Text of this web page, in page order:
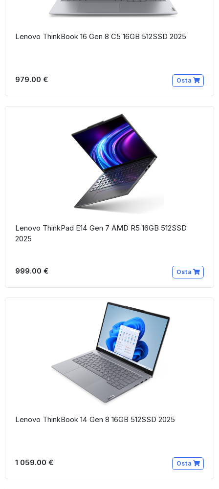
Lenovo ThinkBook 16 Gen 8 C5 16GB 512SSD 2025
979.00 € Osta
Lenovo ThinkPad E14 Gen 7 AMD R5 16GB 512SSD
2025
999.00 € Osta
Lenovo ThinkBook 14 Gen 8 16GB 512SSD 2025
1 059.00 € Osta